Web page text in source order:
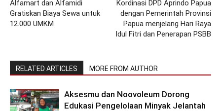
Alfamart dan Alfamidi
Gratiskan Biaya Sewa untuk
12.000 UMKM
Kordinasi DPD Aprindo Papua
dengan Pemerintah Provinsi
Papua menjelang Hari Raya
Idul Fitri dan Penerapan PSBB
RELATED ARTICLES MORE FROM AUTHOR
Aksesmu dan Noovoleum Dorong
Edukasi Pengelolaan Minyak Jelantah